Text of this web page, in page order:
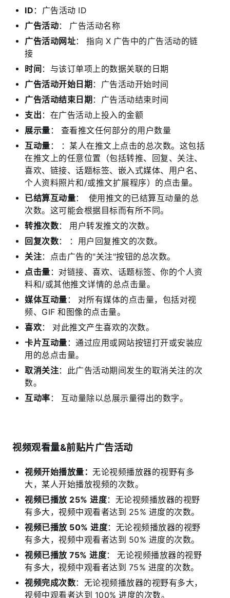
ID：广告活动 ID
广告活动： 广告活动名称
广告活动网址： 指向 X 广告中的广告活动的链
接
时间 ：与该订单项上的数据关联的日期
广告活动开始日期 ：广告活动开始时间
广告活动结束日期 ：广告活动结束时间
支出：在广告活动上投入的金额
展示量： 查看推文任何部分的用户数量
互动量： ：某人在推文上点击的总次数。这包括
在推文上的任意位置（包括转推、回复、关注、
喜欢、链接、话题标签、嵌入式媒体、用户名、
个人资料照片和/或推文扩展程序）的点击量。
已结算互动量： 使用推文的已结算互动量的总
次数。这可能会根据目标而有所不同。
转推次数： 用户转发推文的次数。
回复次数： ：用户回复推文的次数。
关注：点击广告的"关注"按钮的总次数。
点击量：对链接、喜欢、话题标签、你的个人资
料和/或其他推文详情的总点击量。
媒体互动量： 对所有媒体的点击量，包括对视
频、GIF 和图像的点击量。
喜欢： 对此推文产生喜欢的次数。
卡片互动量：通过应用或网站按钮打开或安装应
用的总点击量。
取消关注：此广告活动期间发生的取消关注的次
数。
互动率： 互动量除以总展示量得出的数字。
视频观看量&前贴片广告活动
视频开始播放量： 无论视频播放器的视野有多
大，某人开始播放视频的次数。
视频已播放 25% 进度：无论视频播放器的视野
有多大，视频中观看者达到 25% 进度的次数。
视频已播放 50% 进度：无论视频播放器的视野
有多大，视频中观看者达到 50% 进度的次数。
视频已播放 75% 进度： 无论视频播放器的视野
有多大，视频中观看者达到 75% 进度的次数。
视频完成次数：无论视频播放器的视野有多大，
视频中观看者达到 100% 进度的次数。